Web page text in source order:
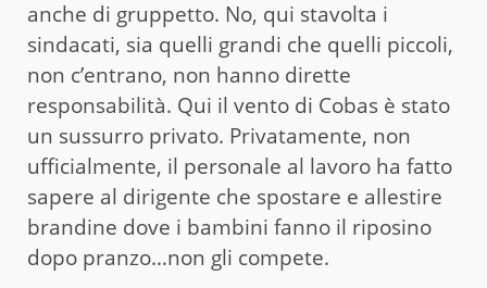
anche di gruppetto. No, qui stavolta i
sindacati, sia quelli grandi che quelli piccoli,
non c’entrano, non hanno dirette
responsabilità. Qui il vento di Cobas è stato
un sussurro privato. Privatamente, non
ufficialmente, il personale al lavoro ha fatto
sapere al dirigente che spostare e allestire
brandine dove i bambini fanno il riposino
dopo pranzo…non gli compete.